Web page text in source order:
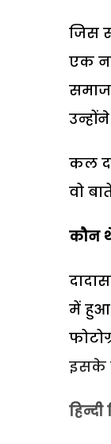
जिस
एक
समाज
कल
वो
कौन
में हुआ
इसके